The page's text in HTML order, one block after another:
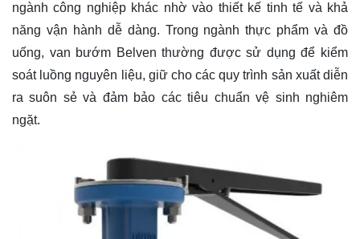
ngành công nghiệp khác nhờ vào thiết kế tinh tế và khả
năng vận hành dễ dàng. Trong ngành thực phẩm và đồ
uống, van bướm Belven thường được sử dụng để kiểm
soát luồng nguyên liệu, giữ cho các quy trình sản xuất diễn
ra suôn sẻ và đảm bảo các tiêu chuẩn vệ sinh nghiêm
ngặt.